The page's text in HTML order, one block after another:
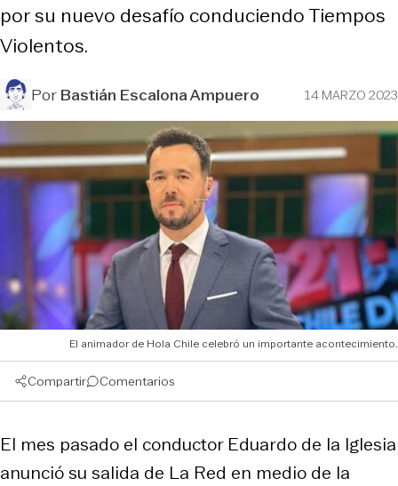
por su nuevo desafío conduciendo Tiempos
Violentos.
PorBastián Escalona Ampuero 14 MARZO 2023
El animador de Hola Chile celebró un importante acontecimiento.
Compartir Comentarios
El mes pasado el conductor Eduardo de la Iglesia
anunció su salida de La Red en medio de la